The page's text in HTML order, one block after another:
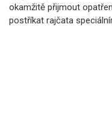
okamžitě přijmout
postříkat rajčata